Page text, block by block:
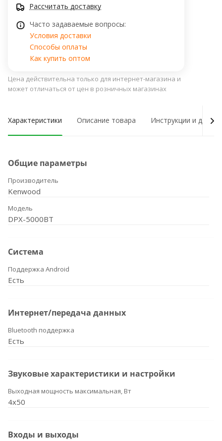
Рассчитать доставку
Часто задаваемые вопросы:
Условия доставки
Способы оплаты
Как купить оптом
Цена действительна только для интернет-магазина и
может отличаться от цен в розничных магазинах
Характеристики Описание товара Инструкции и
Общие параметры
Производитель
Kenwood
Модель
DPX-5000BT
Система
Поддержка Android
Есть
Интернет/передача данных
Bluetooth поддержка
Есть
Звуковые характеристики и настройки
Выходная мощность максимальная, Вт
4x50
Входы и выходы